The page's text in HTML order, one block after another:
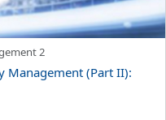
2
Management (Part II):